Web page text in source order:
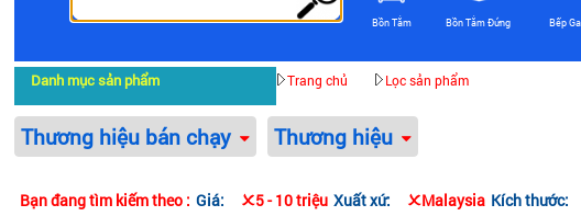
Bồn Tắm Bồn Tắm Đứng Bếp Ga
Danh mục sản phẩm Trang chủ Lọc sản phẩm
Thương hiệu bán chạy Thương hiệu
Bạn đang tìm kiếm theo : Giá: 5 - 10 triệu Xuất xứ: Malaysia Kích thước: